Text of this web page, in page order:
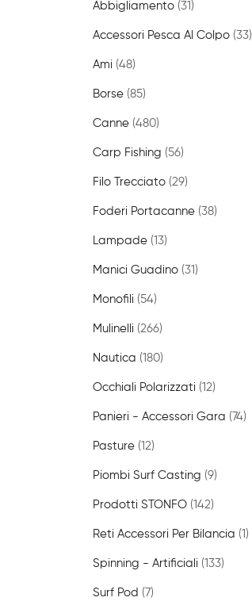
Abbigliamento (31)
Accessori Pesca Al Colpo (33)
Ami (48)
Borse (85)
Canne (480)
Carp Fishing (56)
Filo Trecciato (29)
Foderi Portacanne (38)
Lampade (13)
Manici Guadino (31)
Monofili (54)
Mulinelli (266)
Nautica (180)
Occhiali Polarizzati (12)
Panieri - Accessori Gara (74)
Pasture (12)
Piombi Surf Casting (9)
Prodotti STONFO (142)
Reti Accessori Per Bilancia (1)
Spinning - Artificiali (133)
Surf Pod (7)